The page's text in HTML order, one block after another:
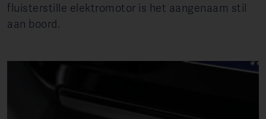
fluisterstille elektromotor is het aangenaam stil
aan boord.